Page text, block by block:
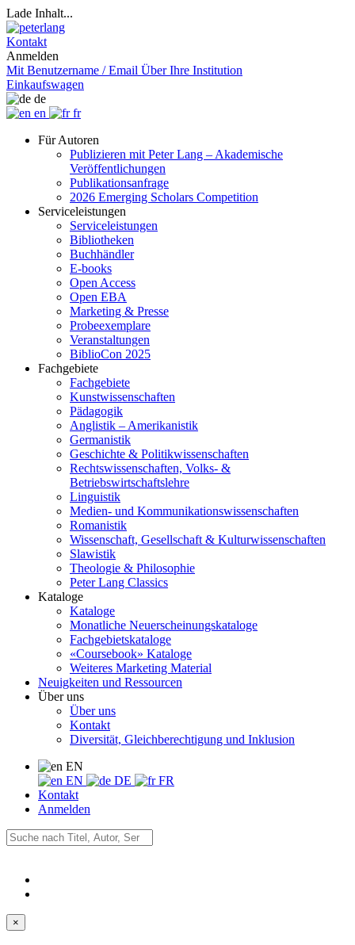
Lade Inhalt...
Kontakt
Anmelden
Mit Benutzername / Email Über Ihre Institution
Einkaufswagen
de
en
fr
Für Autoren
Publizieren mit Peter Lang – Akademische
Veröffentlichungen
Publikationsanfrage
2026 Emerging Scholars Competition
Serviceleistungen
Serviceleistungen
Bibliotheken
Buchhändler
E-books
Open Access
Open EBA
Marketing & Presse
Probeexemplare
Veranstaltungen
BiblioCon 2025
Fachgebiete
Fachgebiete
Kunstwissenschaften
Pädagogik
Anglistik – Amerikanistik
Germanistik
Geschichte & Politikwissenschaften
Rechtswissenschaften, Volks- &
Betriebswirtschaftslehre
Linguistik
Medien- und Kommunikationswissenschaften
Romanistik
Wissenschaft, Gesellschaft & Kulturwissenschaften
Slawistik
Theologie & Philosophie
Peter Lang Classics
Kataloge
Kataloge
Monatliche Neuerscheinungskataloge
Fachgebietskataloge
«Coursebook» Kataloge
Weiteres Marketing Material
Neuigkeiten und Ressourcen
Über uns
Über uns
Kontakt
Diversität, Gleichberechtigung und Inklusion
EN
EN
DE
FR
Kontakt
Anmelden
×